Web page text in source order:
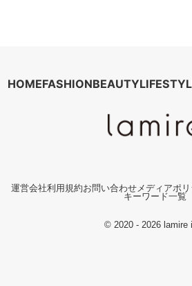
HOMEFASHIONBEAUTY
運営会社利用規約お問い合わせメディアポ
キーワード一覧
© 2020 - 2026 lamire